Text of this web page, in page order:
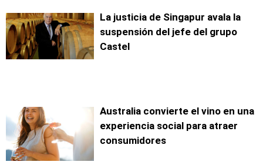
La justicia de Singapur avala la
suspensión del jefe del grupo
Castel
Australia convierte el vino en una
experiencia social para atraer
consumidores